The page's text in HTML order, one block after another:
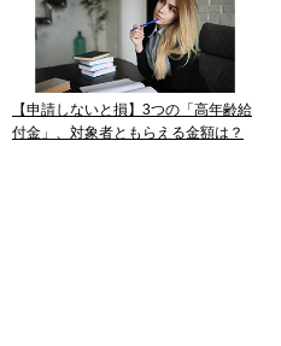
【申請しないと損】3つの「高年齢給
付金」、対象者ともらえる金額は？